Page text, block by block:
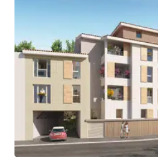
résidence de 3 étages à
et chaleureuse, entourée de
programme immobilier neuf >>